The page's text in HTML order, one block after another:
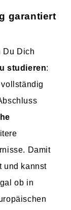
garantiert
Du Dich
studieren:
Damit
und kannst
ob in